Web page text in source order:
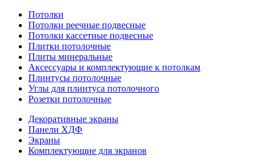
Потолки
Потолки реечные подвесные
Потолки кассетные подвесные
Плитки потолочные
Плиты минеральные
Аксессуары и комплектующие к потолкам
Плинтусы потолочные
Углы для плинтуса потолочного
Розетки потолочные
Декоративные экраны
Панели ХДФ
Экраны
Комплектующие для экранов